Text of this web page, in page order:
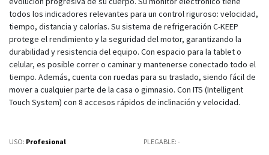
todos los indicadores relevantes para un control riguroso: velocidad,
tiempo, distancia y calorías. Su sistema de refrigeración C-KEEP
protege el rendimiento y la seguridad del motor, garantizando la
durabilidad y resistencia del equipo. Con espacio para la tablet o
celular, es posible correr o caminar y mantenerse conectado todo el
tiempo. Además, cuenta con ruedas para su traslado, siendo fácil de
mover a cualquier parte de la casa o gimnasio. Con ITS (Intelligent
Touch System) con 8 accesos rápidos de inclinación y velocidad.
USO: Profesional PLEGABLE: -